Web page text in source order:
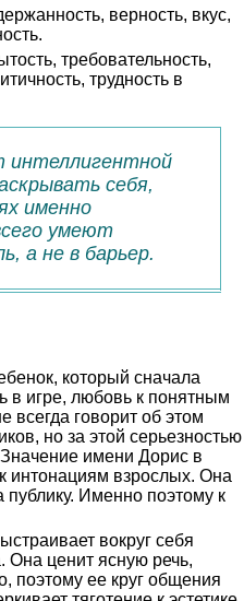
верность, вкус,
требовательность,
трудность в
интеллигентной
себя,
именно
умеют
а не в барьер.
который сначала
в игре, любовь к понятным
всегда говорит об этом
но за этой серьезностью
имени Дорис в
интонациям взрослых. Она
публику. Именно поэтому к
вокруг себя
Она ценит ясную речь,
поэтому ее круг общения